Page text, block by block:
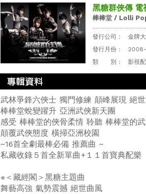
黑糖群俠傳 電
棒棒堂 / Lolli
發行公司：
金牌
發行月份：
類 別：
影視
武林爭鋒六俠士 獨門修練 顛峰展現 絕
棒棒堂蛻變躍升 亞洲武俠新天團
感受 棒棒堂的俠骨柔情 聆聽 棒棒堂的
顛覆武俠態度 橫掃亞洲校園
~16首全劇最棒必備 推薦曲 ~
私藏收錄５首全新單曲+１１首寶典配樂
※＜藏經閣＞黑糖主題曲
舞藝高強 氣勢震撼 絕世曲風